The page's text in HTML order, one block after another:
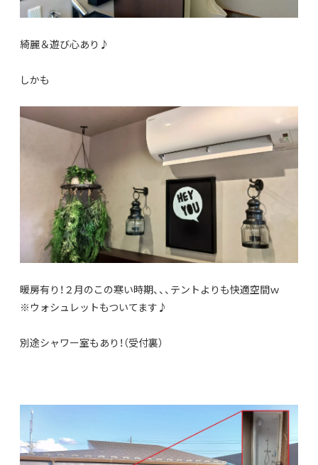
綺麗＆遊び心あり♪
しかも
暖房有り！２月のこの寒い時期、、、テントよりも快適空間ｗ
※ウォシュレットもついてます♪
別途シャワー室もあり！（受付裏）